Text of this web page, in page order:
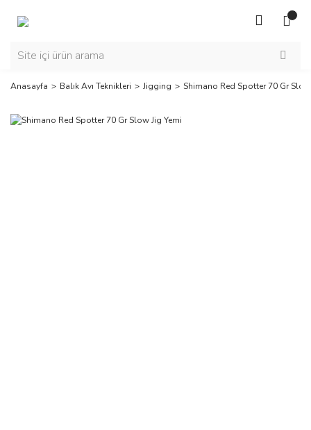
Anasayfa Balık Avı Teknikleri Jigging Shimano Red Spotter 70 Gr